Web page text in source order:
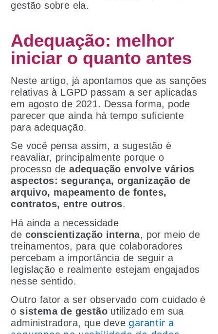
gestão sobre ela.
Adequação: melhor
iniciar o quanto antes
Neste artigo, já apontamos que as sanções
relativas à LGPD passam a ser aplicadas
em agosto de 2021. Dessa forma, pode
parecer que ainda há tempo suficiente
para adequação.
Se você pensa assim, a sugestão é
reavaliar, principalmente porque o
processo deadequação envolve vários
aspectos: segurança, organização de
arquivo, mapeamento de fontes,
contratos, entre outros.
Há ainda a necessidade
de conscientização interna, por meio de
treinamentos, para que colaboradores
percebam a importância de seguir a
legislação e realmente estejam engajados
nesse sentido.
Outro fator a ser observado com cuidado é
o sistema de gestão utilizado em sua
administradora, que deve garantir a